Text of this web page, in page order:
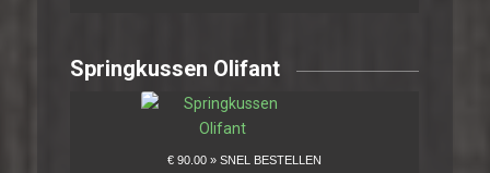
Springkussen Olifant